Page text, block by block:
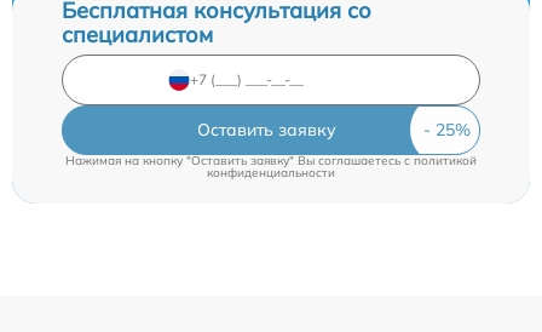
Бесплатная консультация со
специалистом
Оставить заявку
Нажимая на кнопку "Оставить заявку" Вы соглашаетесь cполитикой
конфиденциальности